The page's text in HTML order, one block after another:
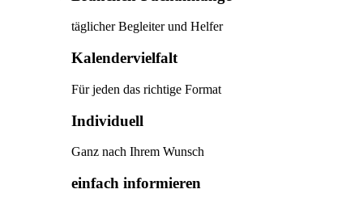
täglicher Begleiter und Helfer
Kalendervielfalt
Für jeden das richtige Format
Individuell
Ganz nach Ihrem Wunsch
einfach informieren